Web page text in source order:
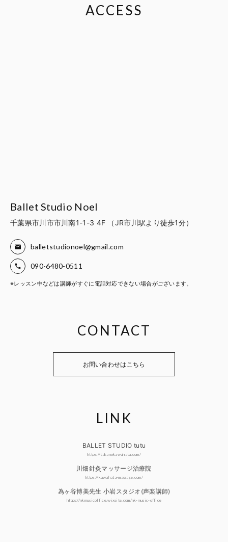
ACCESS
Ballet Studio Noel
千葉県市川市市川南1-1-3 4F （JR市川駅より徒歩1分）
balletstudionoel@gmail.com
090-6480-0511
※レッスン中などは講師がすぐに電話対応できない場合がございます。
CONTACT
お問い合わせはこちら
LINK
BALLET STUDIO tutu
https://takanokawahata.com/
川畑針灸マッサージ治療院
https://kawahata-massage.com/
為ヶ谷博美先生 小岩スタジオ(声楽講師)
https://nkmusicoffice.wixsite.com/nk-music-office